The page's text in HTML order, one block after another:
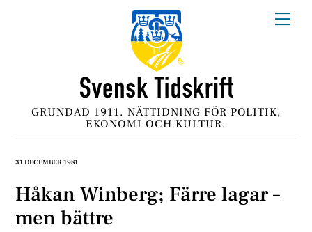
GRUNDAD 1911. NÄTTIDNING FÖR POLITIK,
EKONOMI OCH KULTUR.
31 DECEMBER 1981
Håkan Winberg; Färre lagar –
men bättre